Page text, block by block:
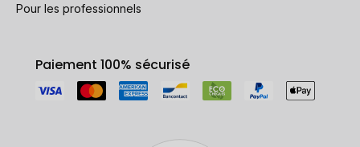
Pour les professionnels
Paiement 100% sécurisé